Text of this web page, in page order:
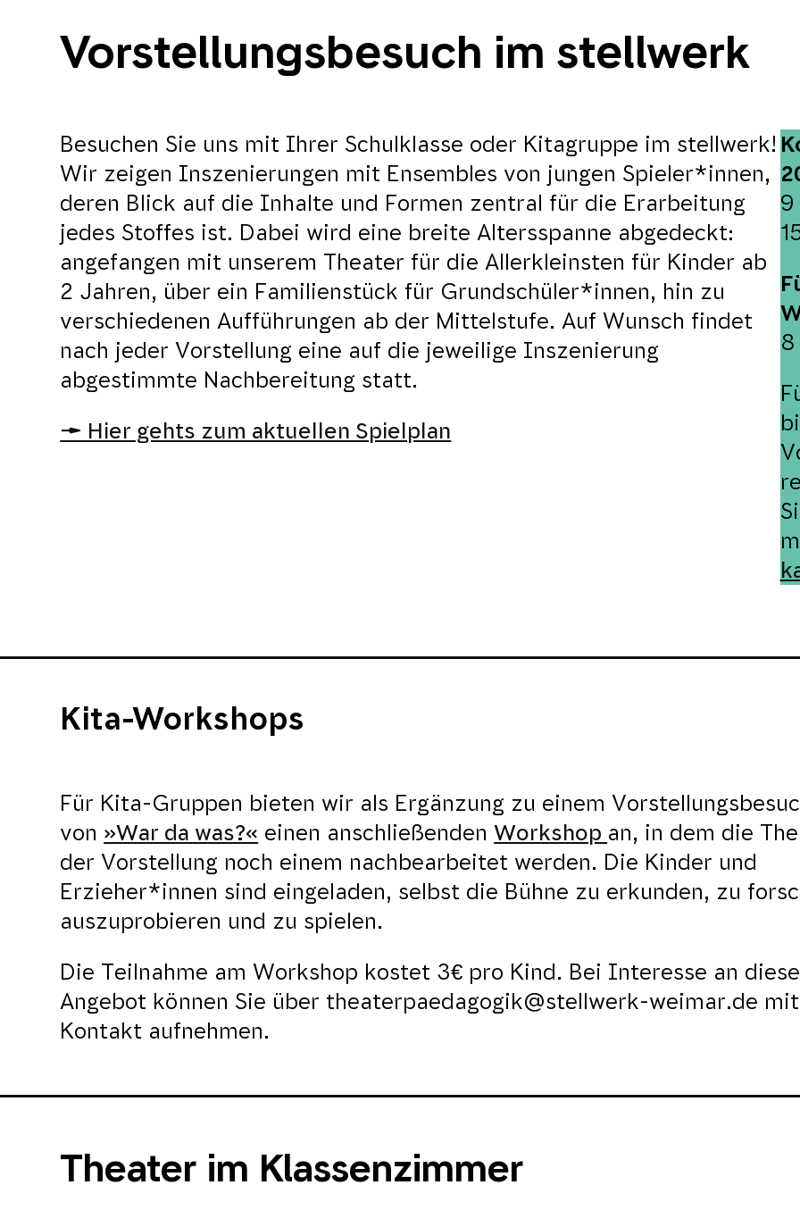
Vorstellungsbesuch im stellwerk
Besuchen Sie uns mit Ihrer Schulklasse oder Kitagruppe im stellwerk!
Wir zeigen Inszenierungen mit Ensembles von jungen Spieler*innen,
deren Blick auf die Inhalte und Formen zentral für die Erarbeitung
jedes Stoffes ist. Dabei wird eine breite Altersspanne abgedeckt:
angefangen mit unserem Theater für die Allerkleinsten für Kinder ab
2 Jahren, über ein Familienstück für Grundschüler*innen, hin zu
verschiedenen Aufführungen ab der Mittelstufe. Auf Wunsch findet
nach jeder Vorstellung eine auf die jeweilige Inszenierung
abgestimmte Nachbereitung statt.
➝ Hier gehts zum aktuellen Spielplan
9
8
Kita-Workshops
Für Kita-Gruppen bieten wir als Ergänzung zu einem
von »War da was?« einen anschließendenWorkshop an, in dem die
der Vorstellung noch einem nachbearbeitet werden. Die Kinder und
Erzieher*innen sind eingeladen, selbst die Bühne zu erkunden, zu
auszuprobieren und zu spielen.
Die Teilnahme am Workshop kostet 3€ pro Kind. Bei Interesse an
Angebot können Sie über theaterpaedagogik@stellwerk-weimar.de
Kontakt aufnehmen.
Theater im Klassenzimmer